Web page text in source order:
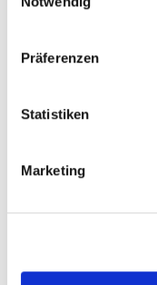
Präferenzen
Statistiken
Marketing
experience Classic